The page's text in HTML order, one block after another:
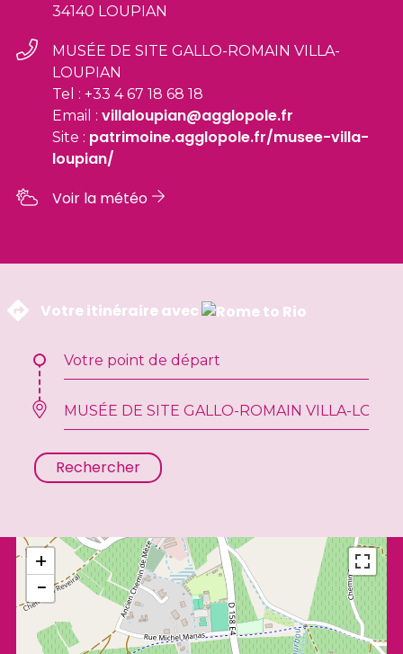
34140 LOUPIAN
MUSÉE DE SITE GALLO-ROMAIN VILLA-
LOUPIAN
Tel : +33 4 67 18 68 18
Email : villaloupian@agglopole.fr
Site : patrimoine.agglopole.fr/musee-villa-
loupian/
Voir la météo
Votre itinéraire avec
Rechercher
+
−